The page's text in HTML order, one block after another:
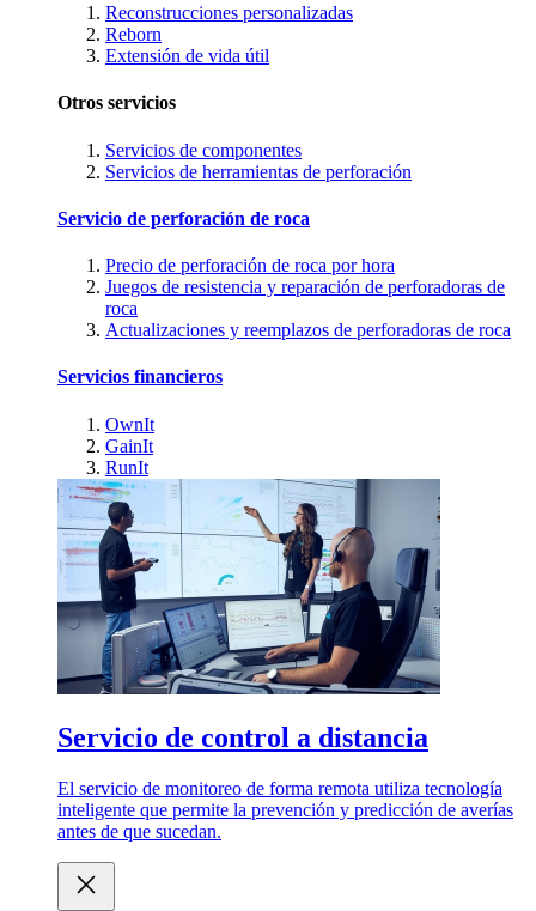
Reconstrucciones personalizadas
Reborn
Extensión de vida útil
Otros servicios
Servicios de componentes
Servicios de herramientas de perforación
Servicio de perforación de roca
Precio de perforación de roca por hora
Juegos de resistencia y reparación de perforadoras de
roca
Actualizaciones y reemplazos de perforadoras de roca
Servicios financieros
OwnIt
GainIt
RunIt
Servicio de control a distancia
El servicio de monitoreo de forma remota utiliza tecnología
inteligente que permite la prevención y predicción de averías
antes de que sucedan.